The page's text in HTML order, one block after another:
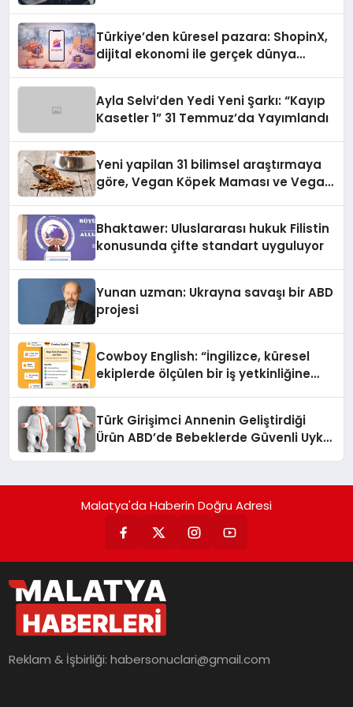
Türkiye’den küresel pazara: ShopinX,
dijital ekonomi ile gerçek dünya
Ayla Selvi’den Yedi Yeni Şarkı: “Kayıp
Kasetler 1” 31 Temmuz’da Yayımlandı
Yeni yapilan 31 bilimsel araştırmaya
göre, Vegan Köpek Maması ve Vegan
Bhaktawer: Uluslararası hukuk Filistin
konusunda çifte standart uyguluyor
Yunan uzman: Ukrayna savaşı bir ABD
projesi
Cowboy English: “İngilizce, küresel
ekiplerde ölçülen bir iş yetkinliğine
Türk Girişimci Annenin Geliştirdiği
Ürün ABD’de Bebeklerde Güvenli Uyku
Malatya'da Haberin Doğru Adresi
Reklam & İşbirliği:habersonuclari@gmail.com